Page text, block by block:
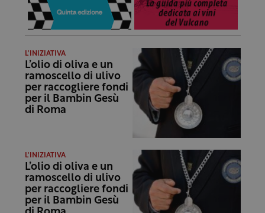
L'INIZIATIVA
L’olio di oliva e un
ramoscello di ulivo
per raccogliere fondi
per il Bambin Gesù
di Roma
L'INIZIATIVA
L’olio di oliva e un
ramoscello di ulivo
per raccogliere fondi
per il Bambin Gesù